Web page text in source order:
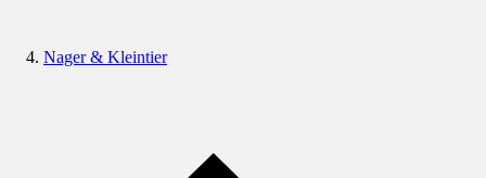
Nager & Kleintier